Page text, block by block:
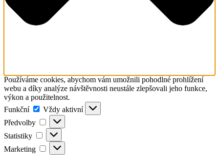
Používáme cookies, abychom vám umožnili pohodlné prohlížení
webu a díky analýze návštěvnosti neustále zlepšovali jeho funkce,
výkon a použitelnost.
Funkční
Funkční
Vždy aktivní
Předvolby
Předvolby
Statistiky Statistiky
Marketing Marketing